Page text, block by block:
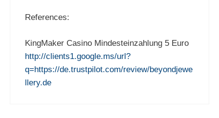
References:
KingMaker Casino Mindesteinzahlung 5 Euro
http://clients1.google.ms/url?
q=https://de.trustpilot.com/review/beyondjewe
llery.de